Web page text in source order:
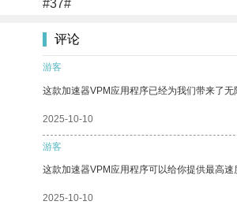
#37#
评论
游客
这款加速器VPM应用程序已经为我们带来了无
2025-10-10
游客
这款加速器VPM应用程序可以给你提供最高
2025-10-10